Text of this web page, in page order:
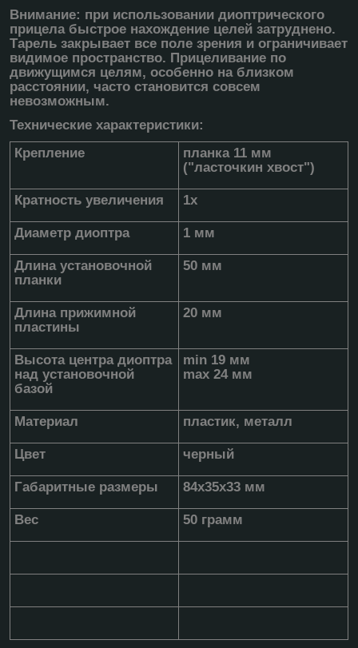
Внимание: при использовании диоптрического
прицела быстрое нахождение целей затруднено.
Тарель закрывает все поле зрения и ограничивает
видимое пространство. Прицеливание по
движущимся целям, особенно на близком
расстоянии, часто становится совсем
невозможным.
Технические характеристики:
Крепление
планка 11 мм
("ласточкин хвост")
Кратность увеличения 1х
Диаметр диоптра 1 мм
Длина установочной
планки
50 мм
Длина прижимной
пластины
20 мм
Высота центра диоптра
над установочной
базой
min 19 мм
max 24 мм
Материал пластик, металл
Цвет черный
Габаритные размеры 84х35х33 мм
Вес 50 грамм